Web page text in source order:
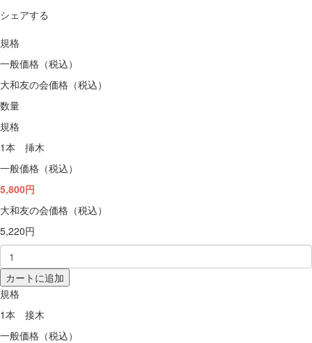
シェアする
規格
一般価格（税込）
大和友の会価格（税込）
数量
規格
1本 挿木
一般価格（税込）
5,800円
大和友の会価格（税込）
5,220円
カートに追加
規格
1本 接木
一般価格（税込）